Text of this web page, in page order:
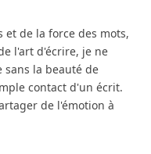
et de la force des mots,
l'art d'écrire, je ne
sans la beauté de
contact d'un écrit.
de l'émotion à